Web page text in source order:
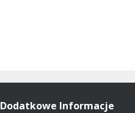
Dodatkowe Informacje